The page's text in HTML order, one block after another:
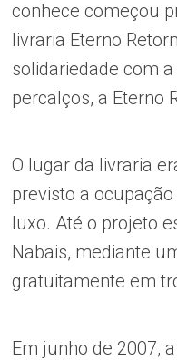
conhece começou
livraria Eterno
solidariedade com
percalços, a Eterno
O lugar da livraria
previsto a
luxo. Até o projeto
Nabais, mediante
gratuitamente em
Em junho de 2007,